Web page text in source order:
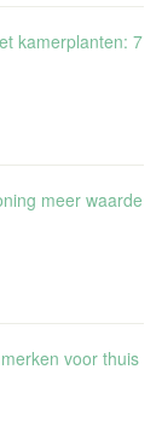
kamerplanten: 7
meer waarde
voor thuis